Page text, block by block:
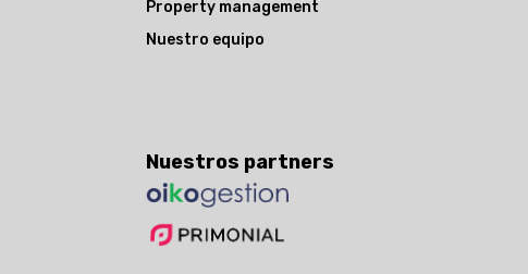
Property management
Nuestro equipo
Nuestros partners